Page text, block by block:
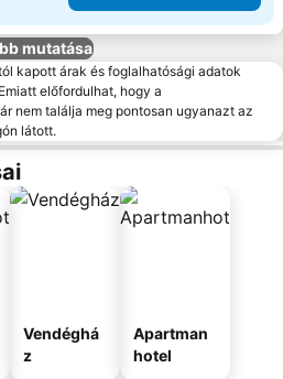
mutatása
kapott árak és foglalhatósági adatok
előfordulhat, hogy a
nem találja meg pontosan ugyanazt az
látott.
Vendéghá
z
Apartman
hotel